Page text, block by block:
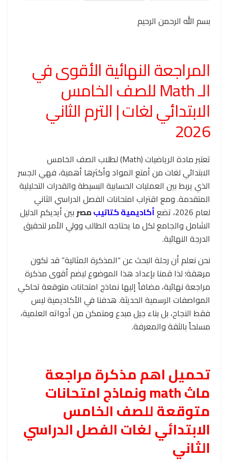
بسم الله الرحمن الرحيم
المراجعة النهائية الأقوى في
الـ Math للصف الخامس
الابتدائي لغات | الترم الثاني
2026
تعتبر مادة الرياضيات (Math) لطلاب الصف الخامس
الابتدائي لغات من أمتع المواد وأكثرها أهمية، فهي الجسر
الذي يربط بين العمليات الحسابية البسيطة والقدرات التحليلية
المتقدمة. ومع اقتراب امتحانات الفصل الدراسي الثاني
لعام 2026، تضع
أكاديمية كتاتيبمصر بين أيديكم الدليل
الشامل والجامع لكل ما يحتاجه الطالب وولي الأمر لتحقيق
الدرجة النهائية.
نحن نعلم أن رحلة البحث عن “المذكرة المثالية” قد تكون
مرهقة؛ لذا قمنا بإعداد هذا الموضوع ليضم أقوى مذكرة
مراجعة نهائية، مضافاً إليها نماذج امتحانات متوقعة تحاكي
المواصفات الرسمية الحديثة. هدفنا في الأكاديمية ليس
فقط النجاح، بل بناء جيل مبدع ومتمكن من أدواته العلمية،
مسلحاً بالثقة والمعرفة.
تحميل اهم مذكرة مراجعة
ماث math ونماذج امتحانات
متوقعة للصف الخامس
الابتدائي لغات الفصل الدراسي
الثاني